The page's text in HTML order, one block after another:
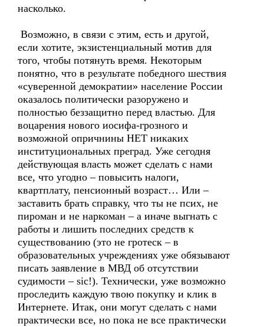
насколько.
Возможно, в связи с этим, есть и другой,
если хотите, экзистенциальный мотив для
того, чтобы потянуть время. Некоторым
понятно, что в результате победного шествия
«суверенной демократии» население России
оказалось политически разоружено и
полностью беззащитно перед властью. Для
воцарения нового иосифа-грозного и
возможной опричнины НЕТ никаких
институциональных преград. Уже сегодня
действующая власть может сделать с нами
все, что угодно – повысить налоги,
квартплату, пенсионный возраст… Или –
заставить брать справку, что ты не псих, не
пироман и не наркоман – а иначе выгнать с
работы и лишить последних средств к
существованию (это не гротеск – в
образовательных учреждениях уже обязывают
писать заявление в МВД об отсутствии
судимости – sic!). Технически, уже возможно
проследить каждую твою покупку и клик в
Интернете. Итак, они могут сделать с нами
практически все, но пока не все практически